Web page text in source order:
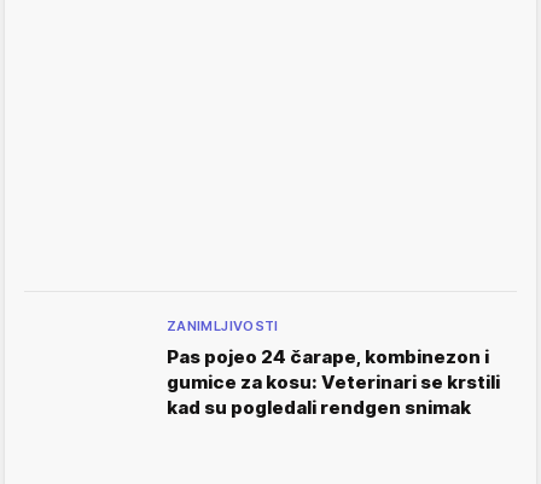
ZANIMLJIVOSTI
Pas pojeo 24 čarape, kombinezon i
gumice za kosu: Veterinari se krstili
kad su pogledali rendgen snimak